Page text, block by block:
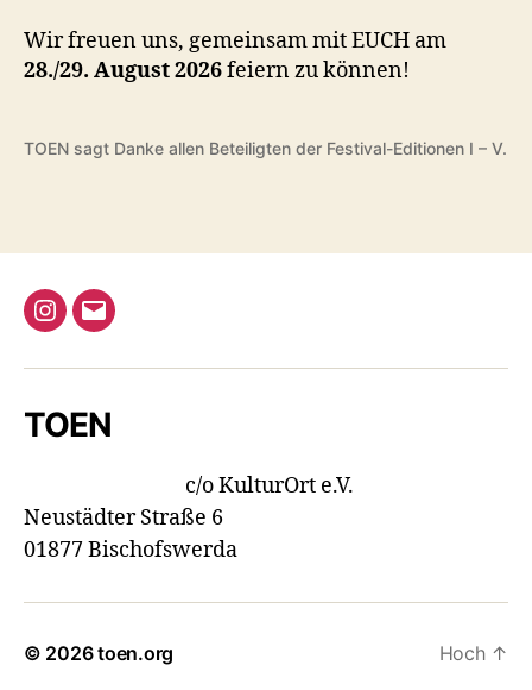
Wir freuen uns, gemeinsam mit EUCH am
28./29. August 2026feiern zu können!
TOEN sagt Danke allen Beteiligten der Festival-Editionen I – V.
Instagram
E-
TOEN
c/o KulturOrt e.V.
Neustädter Straße 6
01877 Bischofswerda
© 2026toen.org Hoch ↑